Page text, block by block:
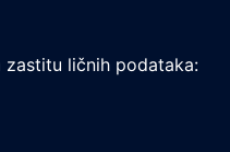
zastitu ličnih podataka: